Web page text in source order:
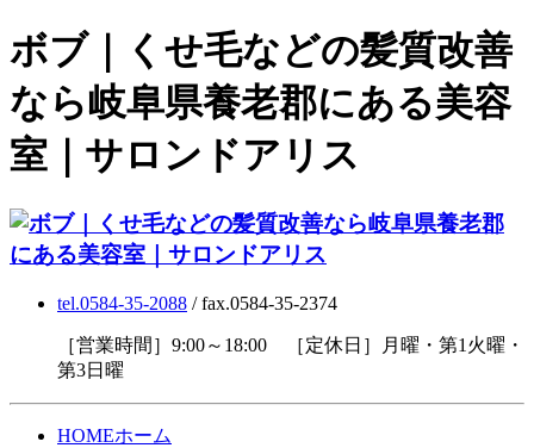
ボブ｜くせ毛などの髪質改善
なら岐阜県養老郡にある美容
室｜サロンドアリス
tel.0584-35-2088 / fax.0584-35-2374
［営業時間］9:00～18:00 ［定休日］月曜・第1火曜・
第3日曜
HOMEホーム